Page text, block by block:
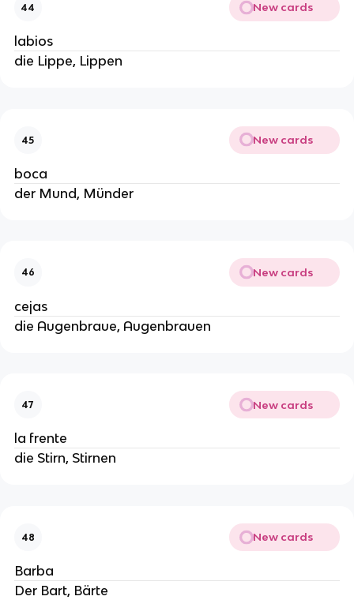
44 New cards
labios
die Lippe, Lippen
45 New cards
boca
der Mund, Münder
46 New cards
cejas
die Augenbraue, Augenbrauen
47 New cards
la frente
die Stirn, Stirnen
48 New cards
Barba
Der Bart, Bärte